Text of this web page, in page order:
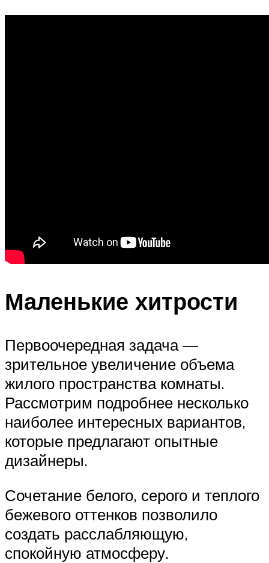
Маленькие хитрости
Первоочередная задача —
зрительное увеличение объема
жилого пространства комнаты.
Рассмотрим подробнее несколько
наиболее интересных вариантов,
которые предлагают опытные
дизайнеры.
Сочетание белого, серого и теплого
бежевого оттенков позволило
создать расслабляющую,
спокойную атмосферу.